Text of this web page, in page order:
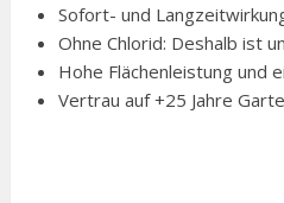
Sofort- und
Ohne Chlorid: Deshalb ist
Hohe Flächenleistung und
Vertrau auf +25 Jahre